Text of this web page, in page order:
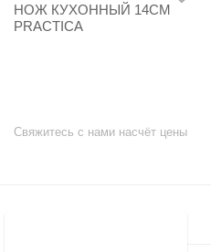
НОЖ КУХОННЫЙ 14СМ
PRACTICA
Свяжитесь с нами насчёт цены